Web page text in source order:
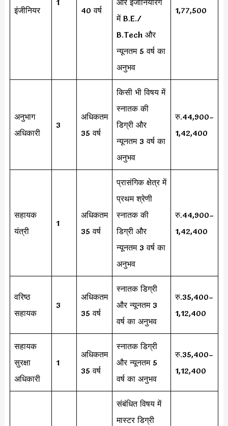
इंजीनियर
1
40 वर्ष
और इंजीनियरिंग
में B.E./
B.Tech और
न्यूनतम 5 वर्ष का
अनुभव
1,77,500
अनुभाग
अधिकारी
3
अधिकतम
35 वर्ष
किसी भी विषय में
स्नातक की
डिग्री और
न्यूनतम 3 वर्ष का
अनुभव
रु.44,900–
1,42,400
सहायक
यंत्री
1
अधिकतम
35 वर्ष
प्रासंगिक क्षेत्र में
प्रथम श्रेणी
स्नातक की
डिग्री और
न्यूनतम 3 वर्ष का
अनुभव
रु.44,900–
1,42,400
वरिष्ठ
सहायक
3
अधिकतम
35 वर्ष
स्नातक डिग्री
और न्यूनतम 3
वर्ष का अनुभव
रु.35,400–
1,12,400
सहायक
सुरक्षा
अधिकारी
1
अधिकतम
35 वर्ष
स्नातक डिग्री
और न्यूनतम 5
वर्ष का अनुभव
रु.35,400–
1,12,400
संबंधित विषय में
मास्टर डिग्री